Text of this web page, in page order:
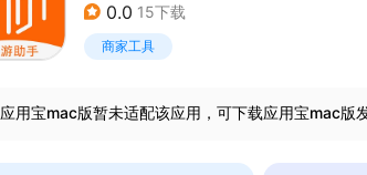
0.0 15下载
商家工具
应用宝mac版暂未适配该应用，可下载应用宝mac版